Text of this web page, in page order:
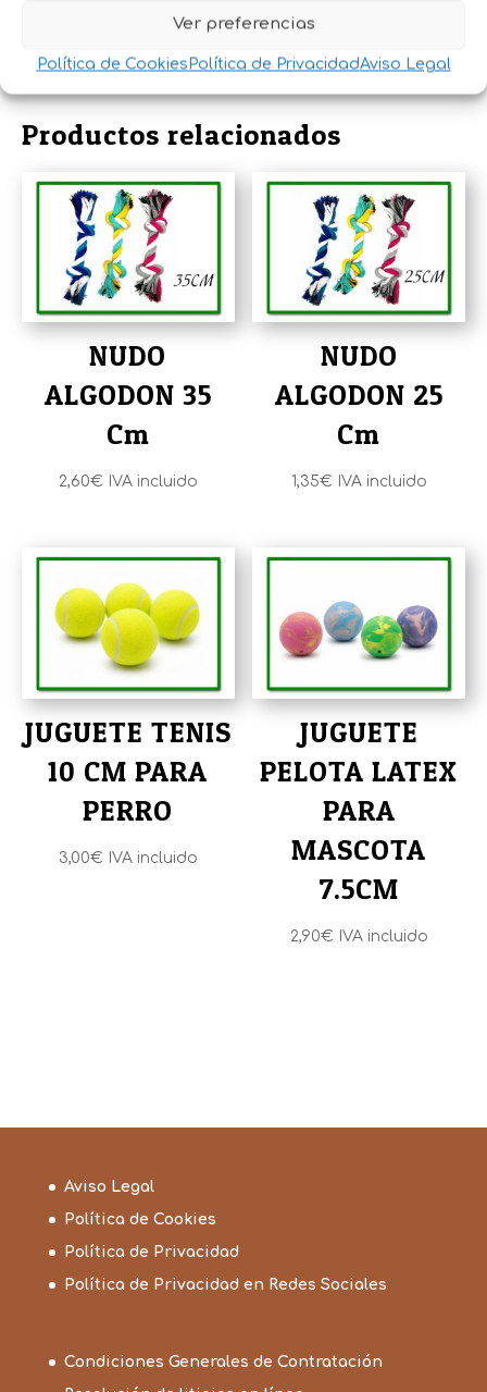
Ver preferencias
Política de Cookies Política de PrivacidadAviso Legal
Alivia el estrés y la ansiedad canina.
Productos relacionados
NUDO
ALGODON 35
Cm
2,60€ IVA incluido
NUDO
ALGODON 25
Cm
1,35€ IVA incluido
JUGUETE TENIS
10 CM PARA
PERRO
3,00€ IVA incluido
JUGUETE
PELOTA LATEX
PARA
MASCOTA
7.5CM
2,90€ IVA incluido
Aviso Legal
Política de Cookies
Política de Privacidad
Política de Privacidad en Redes Sociales
Condiciones Generales de Contratación